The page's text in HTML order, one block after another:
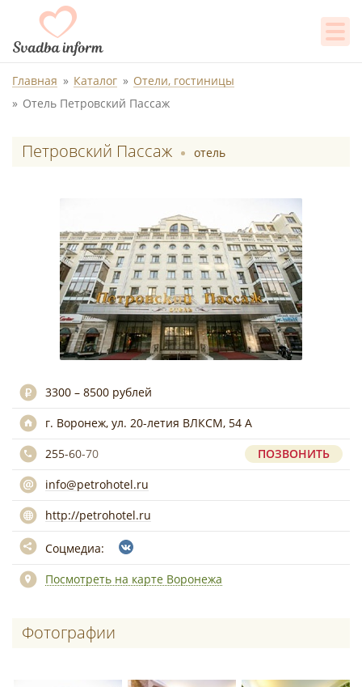
Главная Каталог
Отели, гостиницы
Отель Петровский Пассаж
Петровский Пассаж отель
3300 – 8500 рублей
г. Воронеж, ул. 20-летия ВЛКСМ, 54 А
255-60-70
ПОЗВОНИТЬ
info@petrohotel.ru
http://petrohotel.ru
Соцмедиа:
Посмотреть на карте Воронежа
Фотографии